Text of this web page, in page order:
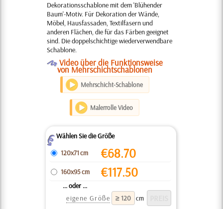
Dekorationsschablone mit dem 'Blühender
Baum'-Motiv. Für Dekoration der Wände,
Möbel, Hausfassaden, Textilfasern und
anderen Flächen, die für das Färben geeignet
sind. Die doppelschichtige wiederverwendbare
Schablone.
O Video über die Funktionsweise
von Mehrschichtschablonen
Mehrschicht-Schablone
Malerrolle Video
ZWählen Sie die Größe
120x71 cm
€68.70
160x95 cm €117.50
... oder ...
eigene Größe
cm